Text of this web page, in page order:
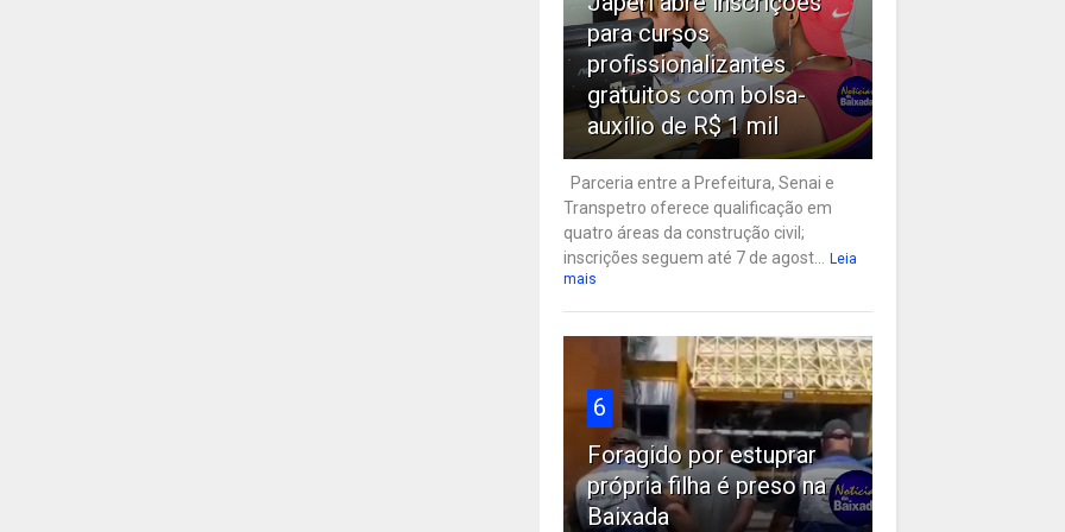
para cursos
profissionalizantes
gratuitos com bolsa-
auxílio de R$ 1 mil
Parceria entre a Prefeitura, Senai e
Transpetro oferece qualificação em
quatro áreas da construção civil;
inscrições seguem até 7 de agost... Leia
mais
6
Foragido por estuprar
própria filha é preso na
Baixada